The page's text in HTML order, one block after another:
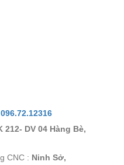
096.72.12316
212- DV 04 Hàng Bè,
CNC : Ninh Sở,